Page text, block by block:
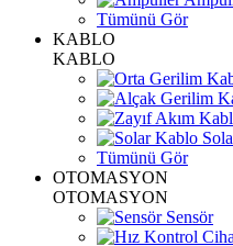
Tümünü Gör
KABLO
KABLO
Tümünü Gör
OTOMASYON
OTOMASYON
Sensör